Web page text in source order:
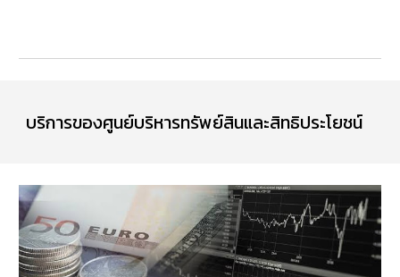
บริการของศูนย์บริหารทรัพย์สินและสิทธิประโยชน์